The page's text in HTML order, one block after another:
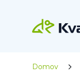
Domov